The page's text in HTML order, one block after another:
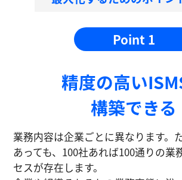
Point 1
精度の⾼い
構築できる
業務内容は企業ごとに異なります。
あっても、100社あれば100通りの業
セスが存在します。